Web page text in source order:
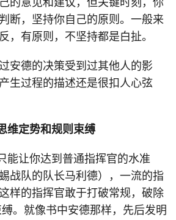
断，坚持你自己的原则。一般来
，有原则，不坚持都是白扯。
安德的决策受到过其他人的影
生过程的描述还是很扣人心弦
维定势和规则束缚
能让你达到普通指挥官的水准
战队的队长马利德），一流的指
样的指挥官敢于打破常规，破除
。就像书中安德那样，先后发明